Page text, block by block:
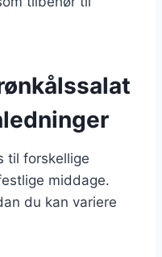
til forskellige
middage.
du kan variere